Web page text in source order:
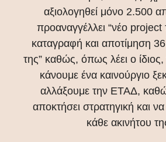
αξιολογηθεί μόνο 2.500
προαναγγέλλει “νέο
καταγραφή και αποτίμηση
της” καθώς, όπως λέει ο ίδιος,
κάνουμε ένα καινούργιο
αλλάξουμε την ΕΤΑΔ,
αποκτήσει στρατηγική και να
κάθε ακινήτου